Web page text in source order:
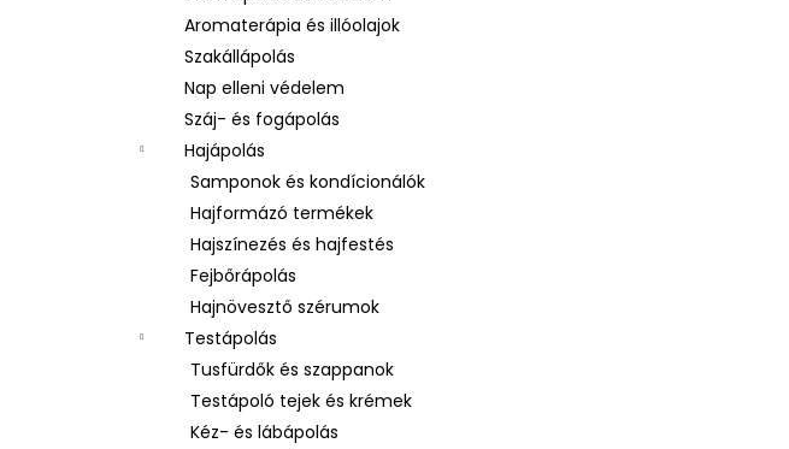
Aromaterápia és illóolajok
Szakállápolás
Nap elleni védelem
Száj- és fogápolás
Hajápolás
Samponok és kondícionálók
Hajformázó termékek
Hajszínezés és hajfestés
Fejbőrápolás
Hajnövesztő szérumok
Testápolás
Tusfürdők és szappanok
Testápoló tejek és krémek
Kéz- és lábápolás